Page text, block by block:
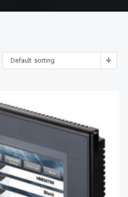
Default sorting